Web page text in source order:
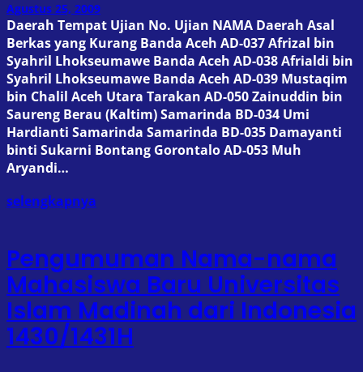
Agustus 25, 2009
Daerah Tempat Ujian No. Ujian NAMA Daerah Asal
Berkas yang Kurang Banda Aceh AD-037 Afrizal bin
Syahril Lhokseumawe Banda Aceh AD-038 Afrialdi bin
Syahril Lhokseumawe Banda Aceh AD-039 Mustaqim
bin Chalil Aceh Utara Tarakan AD-050 Zainuddin bin
Saureng Berau (Kaltim) Samarinda BD-034 Umi
Hardianti Samarinda Samarinda BD-035 Damayanti
binti Sukarni Bontang Gorontalo AD-053 Muh
Aryandi…
selengkapnya
Pengumuman Nama-nama
Mahasiswa Baru Universitas
Islam Madinah dari Indonesia
1430/1431H